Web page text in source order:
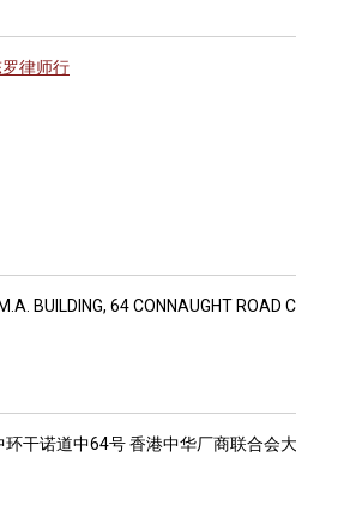
律师行
BUILDING, 64 CONNAUGHT ROAD
环干诺道中64号 香港中华厂商联合会大厦4楼